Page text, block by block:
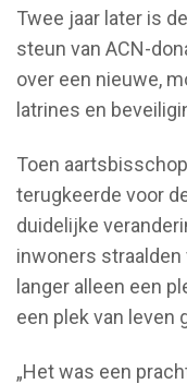
Twee jaar later is
steun van ACN-
over een nieuwe,
latrines en
Toen
terugkeerde voor
duidelijke
inwoners
langer alleen een
een plek van leven
„Het was een